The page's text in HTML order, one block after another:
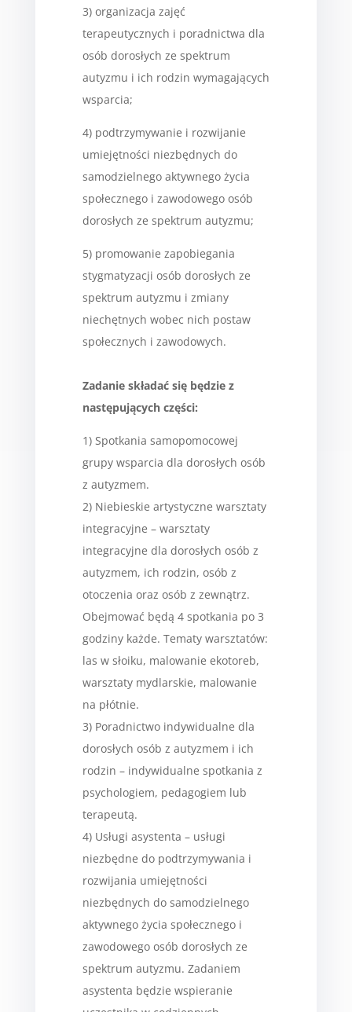
3) organizacja zajęć
terapeutycznych i poradnictwa dla
osób dorosłych ze spektrum
autyzmu i ich rodzin wymagających
wsparcia;
4) podtrzymywanie i rozwijanie
umiejętności niezbędnych do
samodzielnego aktywnego życia
społecznego i zawodowego osób
dorosłych ze spektrum autyzmu;
5) promowanie zapobiegania
stygmatyzacji osób dorosłych ze
spektrum autyzmu i zmiany
niechętnych wobec nich postaw
społecznych i zawodowych.
Zadanie składać się będzie z
następujących części:
1) Spotkania samopomocowej
grupy wsparcia dla dorosłych osób
z autyzmem.
2) Niebieskie artystyczne warsztaty
integracyjne – warsztaty
integracyjne dla dorosłych osób z
autyzmem, ich rodzin, osób z
otoczenia oraz osób z zewnątrz.
Obejmować będą 4 spotkania po 3
godziny każde. Tematy warsztatów:
las w słoiku, malowanie ekotoreb,
warsztaty mydlarskie, malowanie
na płótnie.
3) Poradnictwo indywidualne dla
dorosłych osób z autyzmem i ich
rodzin – indywidualne spotkania z
psychologiem, pedagogiem lub
terapeutą.
4) Usługi asystenta – usługi
niezbędne do podtrzymywania i
rozwijania umiejętności
niezbędnych do samodzielnego
aktywnego życia społecznego i
zawodowego osób dorosłych ze
spektrum autyzmu. Zadaniem
asystenta będzie wspieranie